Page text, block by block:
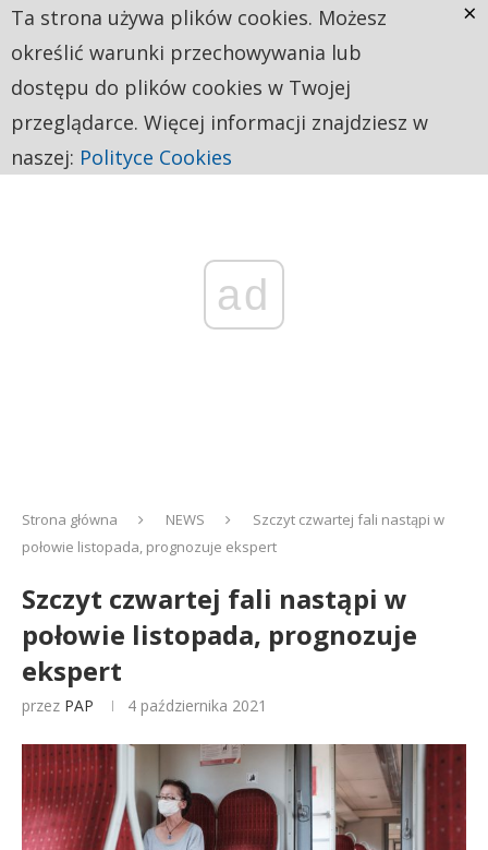
ad
Strona główna NEWS
Szczyt czwartej fali nastąpi w
połowie listopada, prognozuje ekspert
Szczyt czwartej fali nastąpi w
połowie listopada, prognozuje
ekspert
przez PAP 4 października 2021
Ta strona używa plików cookies. Możesz
określić warunki przechowywania lub
dostępu do plików cookies w Twojej
przeglądarce. Więcej informacji znajdziesz w
naszej: Polityce Cookies
×